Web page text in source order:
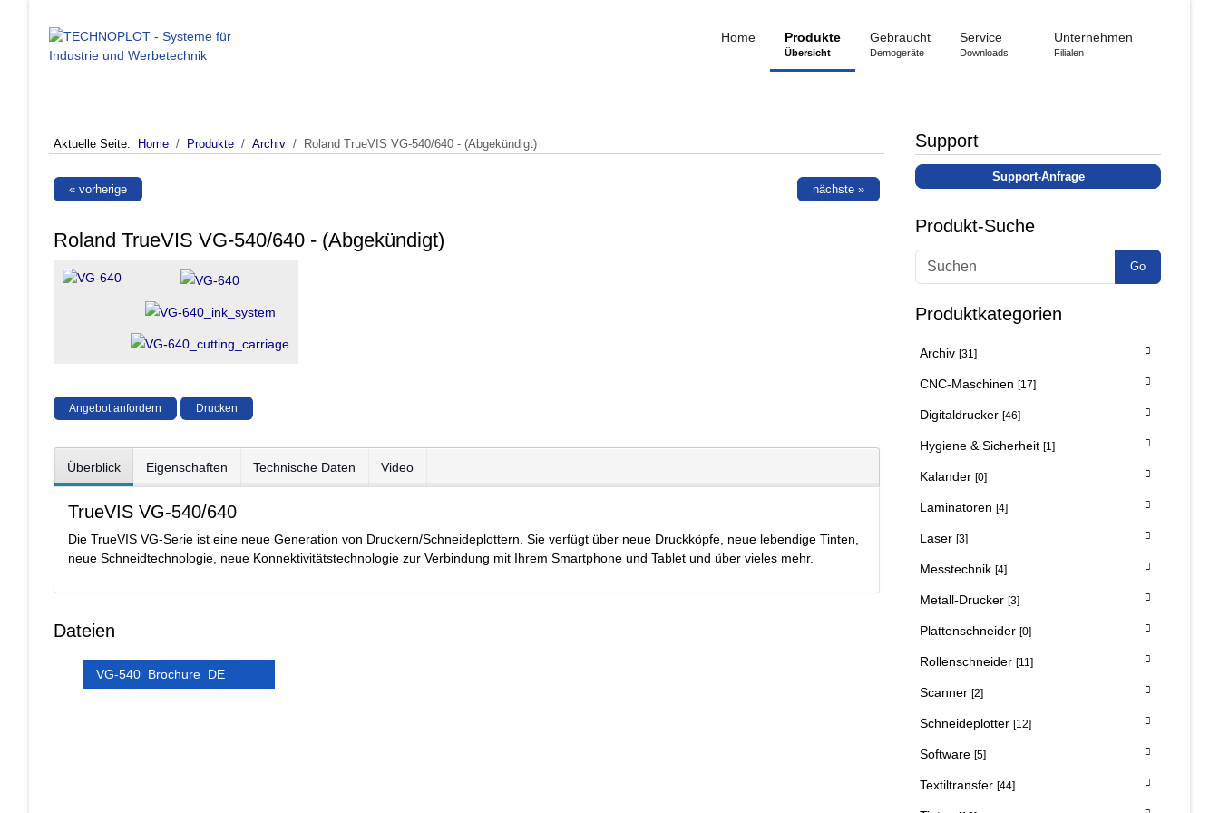
Home Produkte
Übersicht
Gebraucht
Demogeräte
Service
Downloads
Unternehmen
Filialen
Aktuelle Seite: Home Produkte Archiv Roland TrueVIS VG-540/640 - (Abgekündigt)
« vorherige nächste »
Roland TrueVIS VG-540/640 - (Abgekündigt)
Angebot anfordern Drucken
Überblick Eigenschaften Technische Daten Video
TrueVIS VG-540/640
Die TrueVIS VG-Serie ist eine neue Generation von Druckern/Schneideplottern. Sie verfügt über neue Druckköpfe, neue lebendige Tinten,
neue Schneidtechnologie, neue Konnektivitätstechnologie zur Verbindung mit Ihrem Smartphone und Tablet und über vieles mehr.
Dateien
VG-540_Brochure_DE
Support
Support-Anfrage
Produkt-Suche
Go
Produktkategorien
Archiv [31]
CNC-Maschinen [17]
Digitaldrucker [46]
Hygiene & Sicherheit [1]
Kalander [0]
Laminatoren [4]
Laser [3]
Messtechnik [4]
Metall-Drucker [3]
Plattenschneider [0]
Rollenschneider [11]
Scanner [2]
Schneideplotter [12]
Software [5]
Textiltransfer [44]